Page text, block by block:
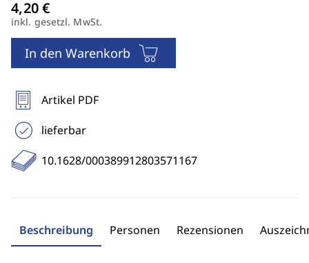
inkl. gesetzl. MwSt.
In den Warenkorb
Artikel PDF
lieferbar
10.1628/000389912803571167
Beschreibung Personen Rezensionen